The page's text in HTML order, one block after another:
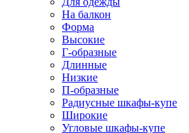
На балкон
Форма
Высокие
Г-образные
Длинные
Низкие
П-образные
Радиусные шкафы-купе
Широкие
Угловые шкафы-купе